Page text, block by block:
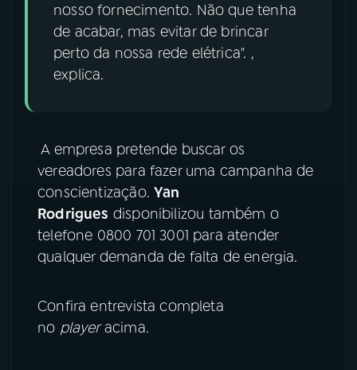
nosso fornecimento. Não que tenha
de acabar, mas evitar de brincar
perto da nossa rede elétrica". ,
explica.
A empresa pretende buscar os
vereadores para fazer uma campanha de
conscientização.Yan
Rodrigues disponibilizou também o
telefone 0800 701 3001 para atender
qualquer demanda de falta de energia.
Confira entrevista completa
no playeracima.